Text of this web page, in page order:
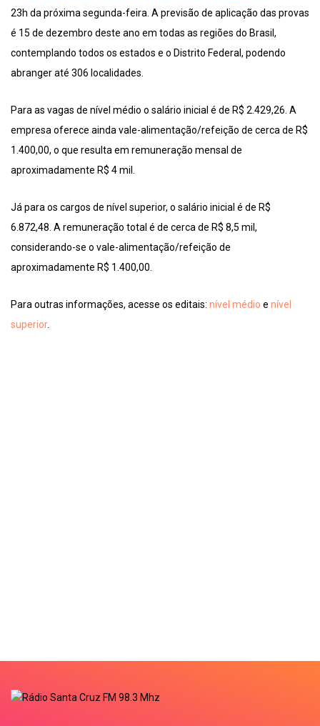
23h da próxima segunda-feira. A previsão de aplicação das provas
é 15 de dezembro deste ano em todas as regiões do Brasil,
contemplando todos os estados e o Distrito Federal, podendo
abranger até 306 localidades.
Para as vagas de nível médio o salário inicial é de R$ 2.429,26. A
empresa oferece ainda vale-alimentação/refeição de cerca de R$
1.400,00, o que resulta em remuneração mensal de
aproximadamente R$ 4 mil.
Já para os cargos de nível superior, o salário inicial é de R$
6.872,48. A remuneração total é de cerca de R$ 8,5 mil,
considerando-se o vale-alimentação/refeição de
aproximadamente R$ 1.400,00.
Para outras informações, acesse os editais: nível médio e nível
superior.